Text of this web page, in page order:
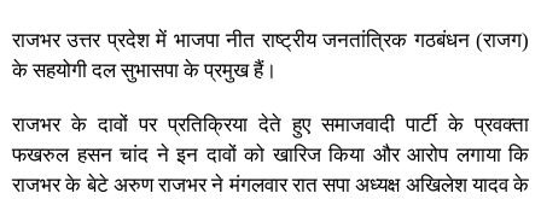
राजभर उत्तर प्रदेश में भाजपा नीत राष्ट्रीय जनतांत्रिक गठबंधन (राजग)
के सहयोगी दल सुभासपा के प्रमुख हैं।
राजभर के दावों पर प्रतिक्रिया देते हुए समाजवादी पार्टी के प्रवक्ता
फखरुल हसन चांद ने इन दावों को खारिज किया और आरोप लगाया कि
राजभर के बेटे अरुण राजभर ने मंगलवार रात सपा अध्यक्ष अखिलेश यादव के